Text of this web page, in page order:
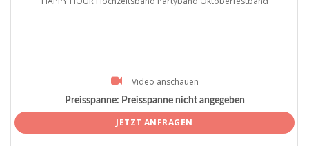
Video anschauen
Preisspanne: Preisspanne nicht angegeben
JETZT ANFRAGEN